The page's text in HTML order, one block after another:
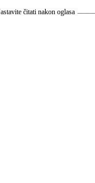
čitati nakon oglasa